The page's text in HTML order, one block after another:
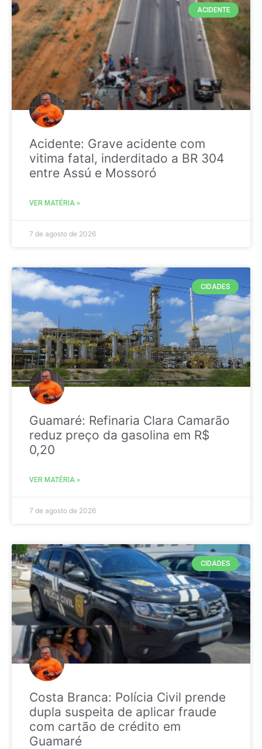
ACIDENTE
Acidente: Grave acidente com
vitima fatal, inderditado a BR 304
entre Assú e Mossoró
VER MATÉRIA »
7 de agosto de 2026
CIDADES
Guamaré: Refinaria Clara Camarão
reduz preço da gasolina em R$
0,20
VER MATÉRIA »
7 de agosto de 2026
CIDADES
Costa Branca: Polícia Civil prende
dupla suspeita de aplicar fraude
com cartão de crédito em
Guamaré